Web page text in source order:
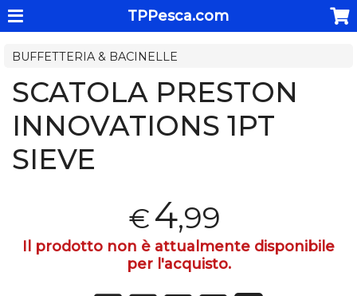
TPPesca.com
BUFFETTERIA & BACINELLE
SCATOLA PRESTON
INNOVATIONS 1PT
SIEVE
€4,99
Il prodotto non è attualmente disponibile
per l'acquisto.